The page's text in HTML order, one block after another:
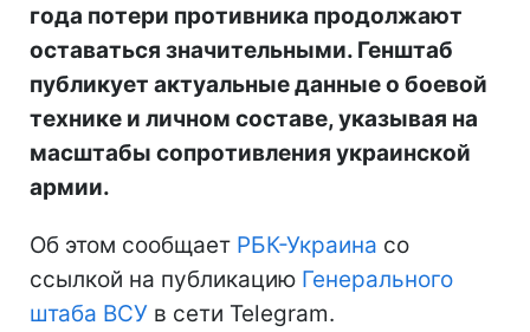
года потери противника продолжают
оставаться значительными. Генштаб
публикует актуальные данные о боевой
технике и личном составе, указывая на
масштабы сопротивления украинской
армии.
Об этом сообщает РБК-Украина со
ссылкой на публикацию Генерального
штаба ВСУ в сети Telegram.